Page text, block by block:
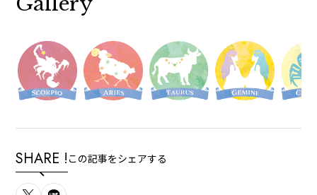
SHARE ! この記事をシェアする